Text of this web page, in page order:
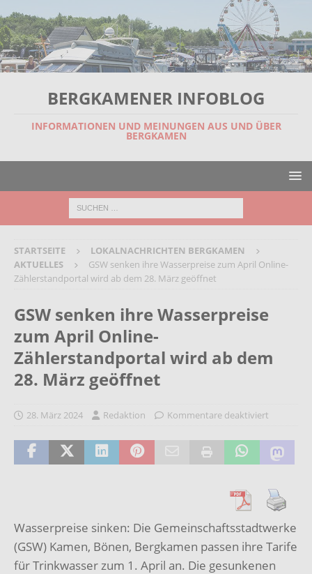
BERGKAMENER INFOBLOG
INFORMATIONEN UND MEINUNGEN AUS UND ÜBER
BERGKAMEN
STARTSEITE
LOKALNACHRICHTEN BERGKAMEN
AKTUELLES
GSW senken ihre Wasserpreise zum April Online-
Zählerstandportal wird ab dem 28. März geöffnet
GSW senken ihre Wasserpreise
zum April Online-
Zählerstandportal wird ab dem
28. März geöffnet
28. März 2024 Redaktion Kommentare deaktiviert
Wasserpreise sinken: Die Gemeinschaftsstadtwerke
(GSW) Kamen, Bönen, Bergkamen passen ihre Tarife
für Trinkwasser zum 1. April an. Die gesunkenen